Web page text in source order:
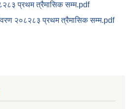
प्रथम त्रैमासिक सम्म.pdf
२०८२८३ प्रथम त्रैमासिक सम्म.pdf